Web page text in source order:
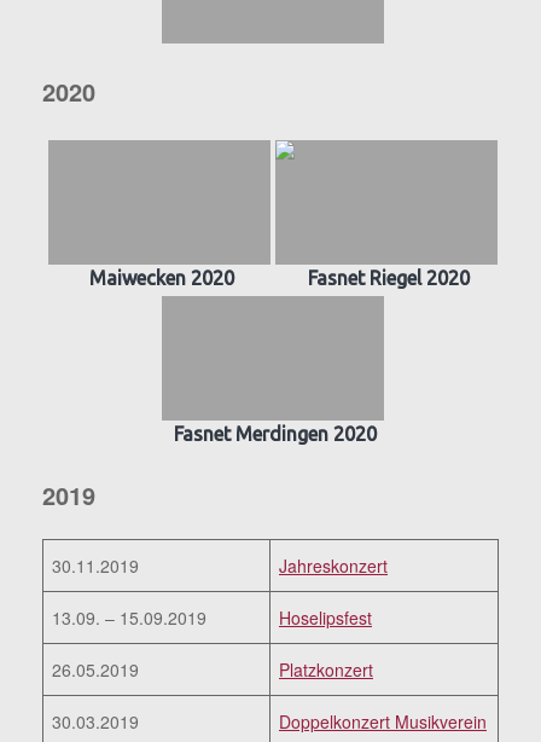
2020
Maiwecken 2020 Fasnet Riegel 2020
Fasnet Merdingen 2020
2019
30.11.2019 Jahreskonzert
13.09. – 15.09.2019 Hoselipsfest
26.05.2019 Platzkonzert
30.03.2019
Doppelkonzert Musikverein